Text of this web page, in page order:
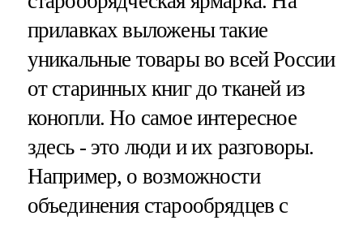
прилавках выложены такие
уникальные товары во всей России
от старинных книг до тканей из
конопли. Но самое интересное
здесь - это люди и их разговоры.
Например, о возможности
объединения старообрядцев с